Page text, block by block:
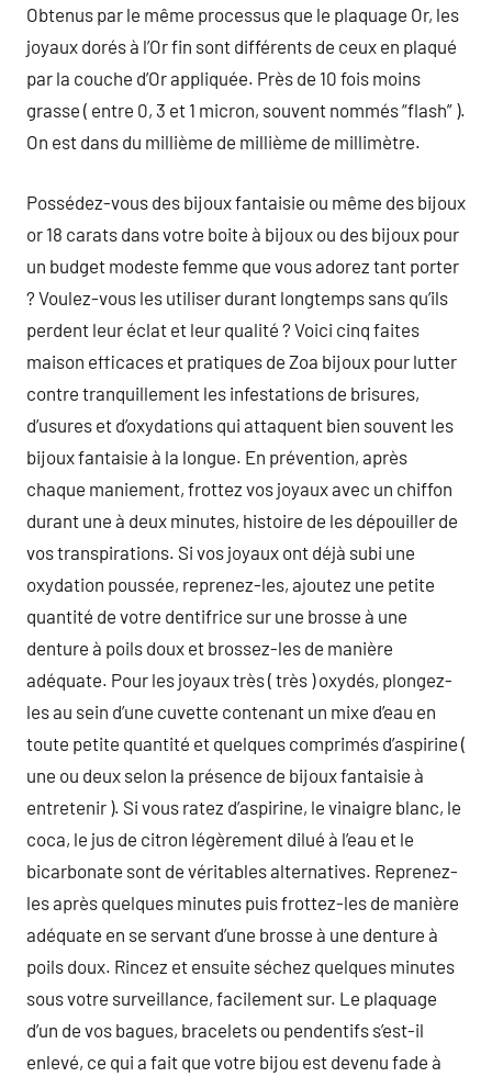
Obtenus par le même processus que le plaquage Or, les
joyaux dorés à l’Or fin sont différents de ceux en plaqué
par la couche d’Or appliquée. Près de 10 fois moins
grasse ( entre 0, 3 et 1 micron, souvent nommés “flash” ).
On est dans du millième de millième de millimètre.
Possédez-vous des bijoux fantaisie ou même des bijoux
or 18 carats dans votre boite à bijoux ou des bijoux pour
un budget modeste femme que vous adorez tant porter
? Voulez-vous les utiliser durant longtemps sans qu’ils
perdent leur éclat et leur qualité ? Voici cinq faites
maison efficaces et pratiques de Zoa bijoux pour lutter
contre tranquillement les infestations de brisures,
d’usures et d’oxydations qui attaquent bien souvent les
bijoux fantaisie à la longue. En prévention, après
chaque maniement, frottez vos joyaux avec un chiffon
durant une à deux minutes, histoire de les dépouiller de
vos transpirations. Si vos joyaux ont déjà subi une
oxydation poussée, reprenez-les, ajoutez une petite
quantité de votre dentifrice sur une brosse à une
denture à poils doux et brossez-les de manière
adéquate. Pour les joyaux très ( très ) oxydés, plongez-
les au sein d’une cuvette contenant un mixe d’eau en
toute petite quantité et quelques comprimés d’aspirine (
une ou deux selon la présence de bijoux fantaisie à
entretenir ). Si vous ratez d’aspirine, le vinaigre blanc, le
coca, le jus de citron légèrement dilué à l’eau et le
bicarbonate sont de véritables alternatives. Reprenez-
les après quelques minutes puis frottez-les de manière
adéquate en se servant d’une brosse à une denture à
poils doux. Rincez et ensuite séchez quelques minutes
sous votre surveillance, facilement sur. Le plaquage
d’un de vos bagues, bracelets ou pendentifs s’est-il
enlevé, ce qui a fait que votre bijou est devenu fade à